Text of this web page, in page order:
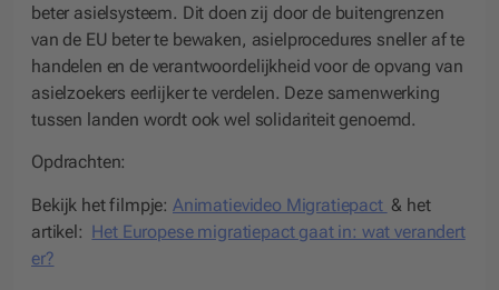
beter asielsysteem. Dit doen zij door de buitengrenzen
van de EU beter te bewaken, asielprocedures sneller af te
handelen en de verantwoordelijkheid voor de opvang van
asielzoekers eerlijker te verdelen. Deze samenwerking
tussen landen wordt ook wel solidariteit genoemd.
Opdrachten:
Bekijk het filmpje: Animatievideo Migratiepact & het
artikel: Het Europese migratiepact gaat in: wat verandert
er?